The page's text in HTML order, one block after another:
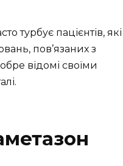
турбує пацієнтів, які
пов’язаних з
відомі своїми